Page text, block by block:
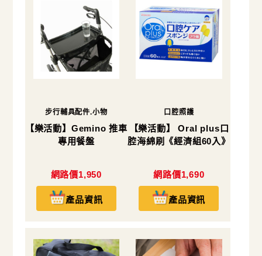
步行輔具配件.小物
【樂活動】Gemino 推車
專用餐盤
網路價1,950
產品資訊
口腔照護
【樂活動】 Oral plus口
腔海綿刷《經濟組60入》
網路價1,690
產品資訊